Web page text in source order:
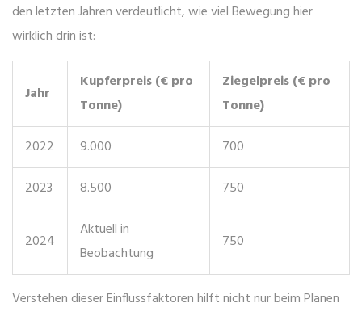
den letzten Jahren verdeutlicht, wie viel Bewegung hier
wirklich drin ist:
Jahr
Kupferpreis (€ pro
Tonne)
Ziegelpreis (€ pro
Tonne)
2022
9.000
700
2023
8.500 750
2024
Aktuell in
Beobachtung
750
Verstehen dieser Einflussfaktoren hilft nicht nur beim Planen